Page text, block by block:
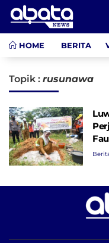
HOME BERITA
Topik : rusunawa